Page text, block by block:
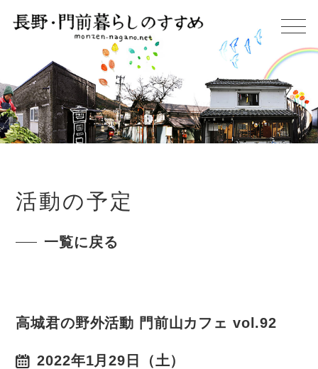
活動の予定
一覧に戻る
高城君の野外活動 門前山カフェ vol.92
2022年1月29日（土）